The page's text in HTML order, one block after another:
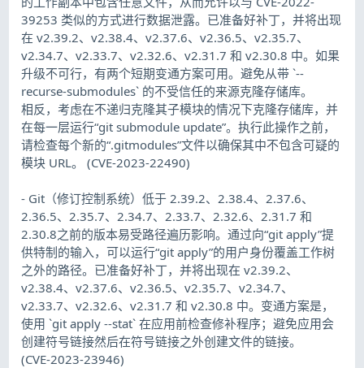
39253 类似的方式进行数据泄露。已准备好补丁，并将出现
在 v2.39.2、v2.38.4、v2.37.6、v2.36.5、v2.35.7、
v2.34.7、v2.33.7、v2.32.6、v2.31.7 和 v2.30.8 中。如果
升级不可行，有两个短期变通方案可用。避免从带 `--
recurse-submodules` 的不受信任的来源克隆存储库。
相反，考虑在不递归克隆其子模块的情况下克隆存储库，并
在每一层运行“git submodule update”。执行此操作之前，
请检查每个新的“.gitmodules”文件以确保其中不包含可疑的
模块 URL。 (CVE-2023-22490)
- Git（修订控制系统）低于 2.39.2、2.38.4、2.37.6、
2.36.5、2.35.7、2.34.7、2.33.7、2.32.6、2.31.7 和
2.30.8之前的版本易受路径遍历影响。通过向“git apply”提
供特制的输入，可以运行“git apply”的用户身份覆盖工作树
之外的路径。已准备好补丁，并将出现在 v2.39.2、
v2.38.4、v2.37.6、v2.36.5、v2.35.7、v2.34.7、
v2.33.7、v2.32.6、v2.31.7 和 v2.30.8 中。变通方案是，
使用 `git apply --stat` 在应用前检查修补程序；避免应用会
创建符号链接然后在符号链接之外创建文件的链接。
(CVE-2023-23946)